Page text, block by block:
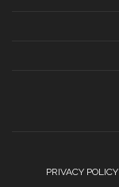
PRIVACY POLICY